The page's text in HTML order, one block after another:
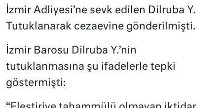
İzmir Adliyesi’ne sevk edilen Dilruba Y.
Tutuklanarak cezaevine gönderilmişti.
İzmir Barosu Dilruba Y.’nin
tutuklanmasına şu ifadelerle tepki
göstermişti: